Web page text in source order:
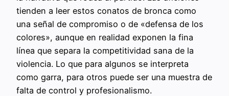
tienden a leer estos conatos de bronca como
una señal de compromiso o de «defensa de los
colores», aunque en realidad exponen la fina
línea que separa la competitividad sana de la
violencia. Lo que para algunos se interpreta
como garra, para otros puede ser una muestra de
falta de control y profesionalismo.